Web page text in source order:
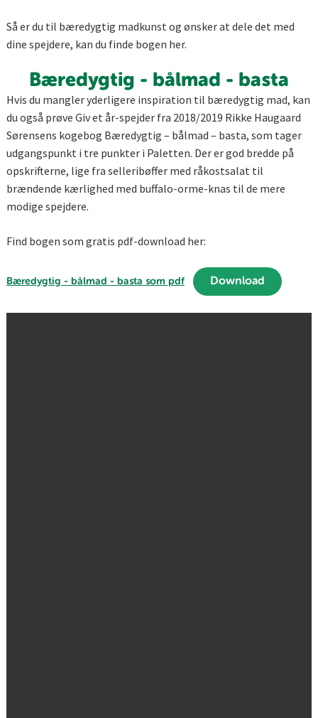
Så er du til bæredygtig madkunst og ønsker at dele det med
dine spejdere, kan du finde bogen her.
Bæredygtig - bålmad - basta
Hvis du mangler yderligere inspiration til bæredygtig mad, kan
du også prøve Giv et år-spejder fra 2018/2019 Rikke Haugaard
Sørensens kogebog Bæredygtig – bålmad – basta, som tager
udgangspunkt i tre punkter i Paletten. Der er god bredde på
opskrifterne, lige fra selleribøffer med råkostsalat til
brændende kærlighed med buffalo-orme-knas til de mere
modige spejdere.
Find bogen som gratis pdf-download her:
Bæredygtig - bålmad - basta som pdf Download